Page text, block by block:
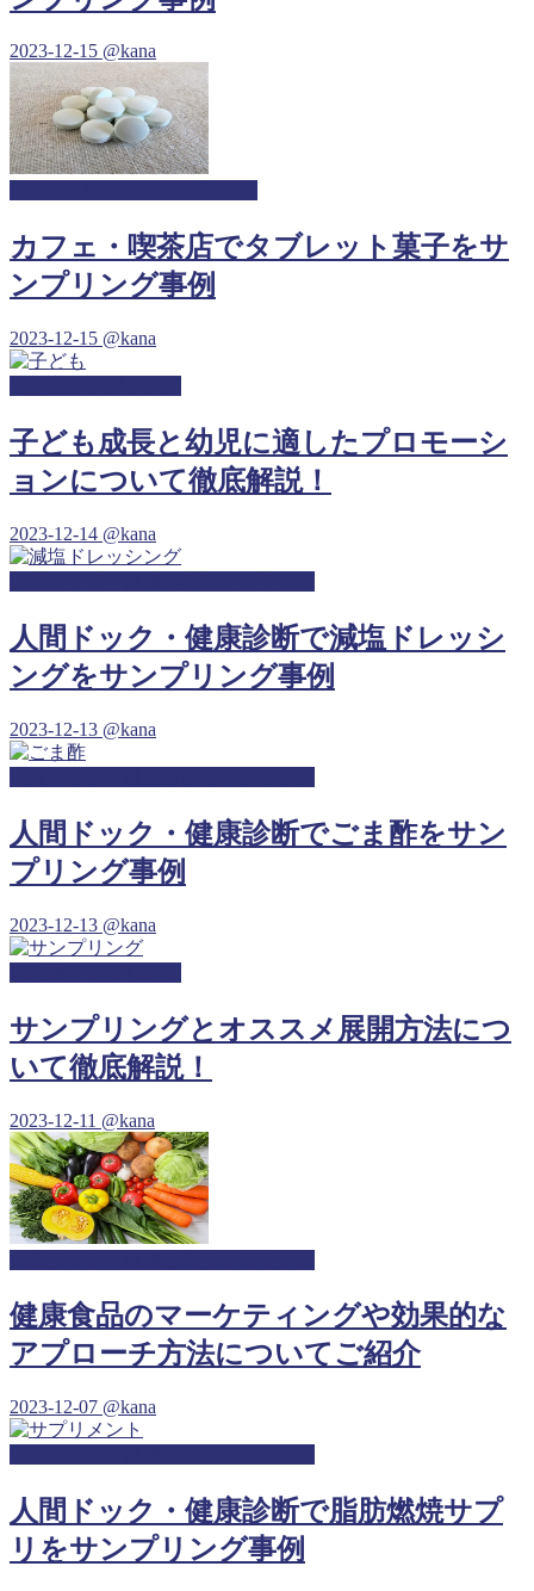
2023-12-15 @kana
カフェ・喫茶店でタブレット菓子をサ
ンプリング事例
2023-12-15 @kana
子ども成長と幼児に適したプロモーシ
ョンについて徹底解説！
2023-12-14 @kana
人間ドック・健康診断で減塩ドレッシ
ングをサンプリング事例
2023-12-13 @kana
人間ドック・健康診断でごま酢をサン
プリング事例
2023-12-13 @kana
サンプリングとオススメ展開方法につ
いて徹底解説！
2023-12-11 @kana
健康食品のマーケティングや効果的な
アプローチ方法についてご紹介
2023-12-07 @kana
人間ドック・健康診断で脂肪燃焼サプ
リをサンプリング事例